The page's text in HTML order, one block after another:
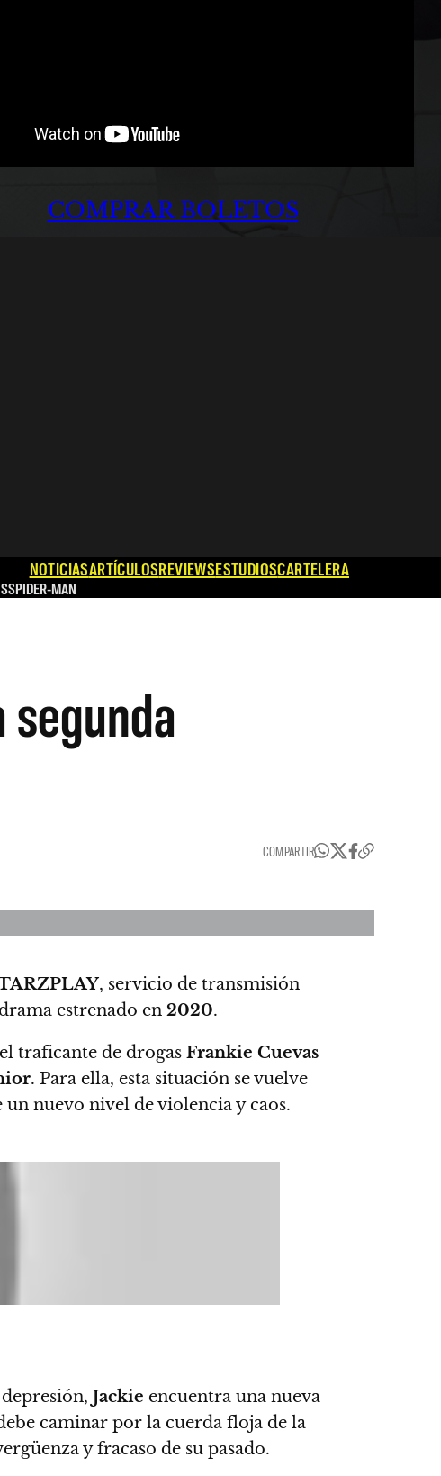
COMPRAR BOLETOS
NOTICIASARTÍCULOSREVIEWSESTUDIOSCARTELERA
SPIDER-MAN
COMPARTIR
, servicio de transmisión
estrenado en 2020.
traficante de drogas Frankie Cuevas
. Para ella, esta situación se vuelve
nuevo nivel de violencia y caos.
Jackie encuentra una nueva
caminar por la cuerda floja de la
y fracaso de su pasado.